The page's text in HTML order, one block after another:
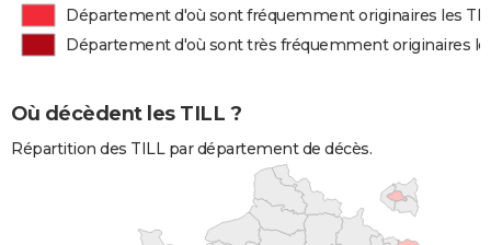
Département d'où sont fréquemment originaires les
Département d'où sont très fréquemment originaires
Où décèdent les TILL ?
Répartition des TILL par département de décès.